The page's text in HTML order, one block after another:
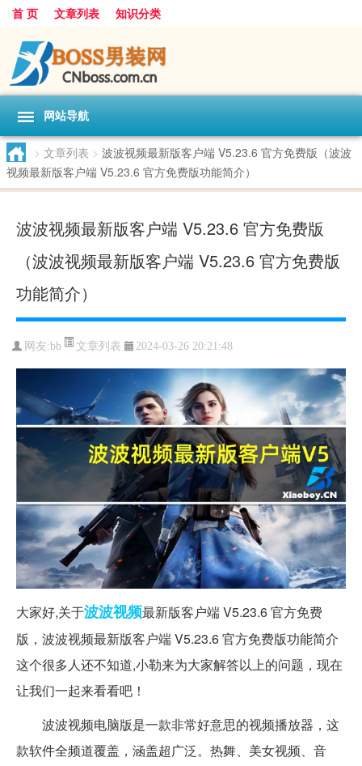
首 页 文章列表 知识分类
网站导航
> 文章列表 > 波波视频最新版客户端 V5.23.6 官方免费版（波波
视频最新版客户端 V5.23.6 官方免费版功能简介）
波波视频最新版客户端 V5.23.6 官方免费版
（波波视频最新版客户端 V5.23.6 官方免费版
功能简介）
网友:bb 文章列表 2024-03-26 20:21:48
大家好,关于波波视频最新版客户端 V5.23.6 官方免费
版，波波视频最新版客户端 V5.23.6 官方免费版功能简介
这个很多人还不知道,小勒来为大家解答以上的问题，现在
让我们一起来看看吧！
波波视频电脑版是一款非常好意思的视频播放器，这
款软件全频道覆盖，涵盖超广泛。热舞、美女视频、音